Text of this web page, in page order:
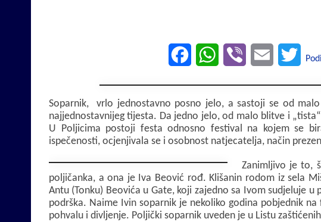
c
b
o
k
a
t
s
p
p
b
r
a
i
l
i
t
e
r
Soparnik, vrlo jednostavno posno jelo, a sastoji se od
najjednostavnijeg tijesta. Da jedno jelo, od malo blitve i
U Poljicima postoji festa odnosno festival na kojem se
ispečenosti, ocjenjivala se i osobnost natjecatelja, način
Zanimljivo je to,
poljičanka, a ona je Iva Beović rođ. Klišanin rodom iz sela
Antu (Tonku) Beovića u Gate, koji zajedno sa Ivom sudjeluje
podrška. Naime Ivin soparnik je nekoliko godina pobjednik
pohvalu i divljenje. Poljički soparnik uveden je u Listu